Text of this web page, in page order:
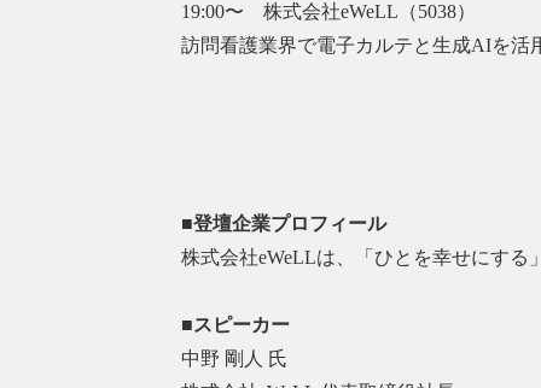
19:00〜 株式会社eWeLL（5038）
訪問看護業界で電子カルテと生成AIを活
■登壇企業プロフィール
株式会社eWeLLは、「ひとを幸せにす
■スピーカー
中野 剛人 氏